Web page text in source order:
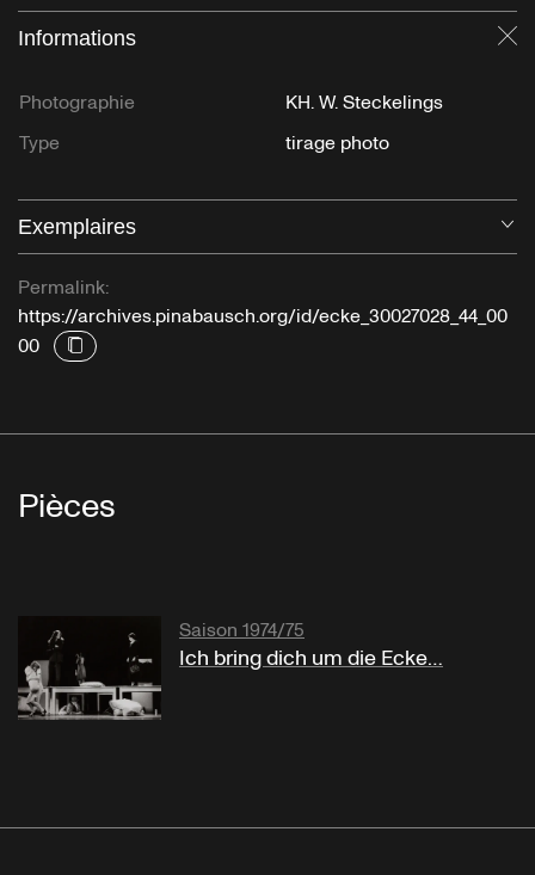
Informations
Photographie
KH. W. Steckelings
Type
tirage photo
Exemplaires
Permalink:
https://archives.pinabausch.org/id/ecke_30027028_44_00
00
Pièces
Saison 1974/75
Ich bring dich um die Ecke…